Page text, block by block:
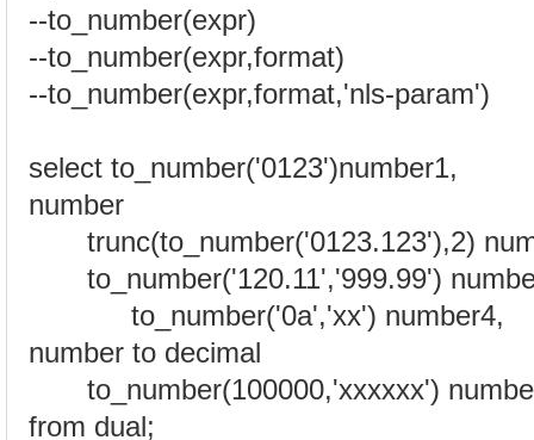
--to_number(expr)
--to_number(expr,format)
--to_number(expr,format,'nls-param')
select to_number('0123')number1,
number
trunc(to_number('0123.123'),2)
to_number('120.11','999.99')
to_number('0a','xx') number4,
number to decimal
to_number(100000,'xxxxxx')
from dual;